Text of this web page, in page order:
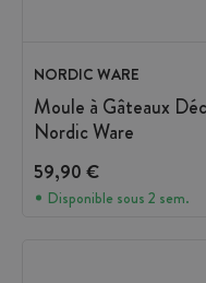
NORDIC WARE
Moule à Gâteaux
Nordic Ware
59,90 €
Disponible sous 2 sem.